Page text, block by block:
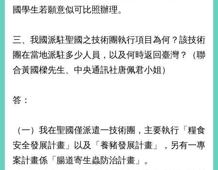
國學生若願意似可比照辦理。
三、我國派駐聖國之技術團執行項目為何？該技術
團在當地派駐多少人員，以及何時返回臺灣？（聯
合黃國樑先生、中央通訊社唐佩君小姐）
答：
（一）我在聖國僅派遣一技術團，主要執行「糧食
安全發展計畫」以及「養豬發展計畫」，另有一專
案計畫係「腸道寄生蟲防治計畫」。